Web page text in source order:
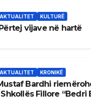
AKTUALITET KULTURË
Përtej vijave në hartë
AKTUALITET KRONIKË
Bardhi
Fillore “Bedri